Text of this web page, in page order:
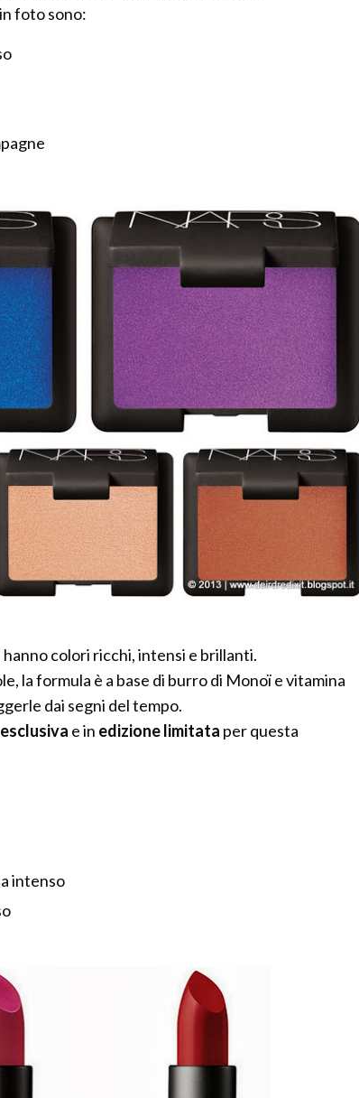
foto sono:
colori ricchi, intensi e brillanti.
la formula è a base di burro di Monoï e vitamina
dai segni del tempo.
esclusiva e in edizione limitata per questa
intenso